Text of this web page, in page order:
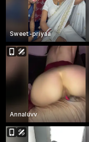
Sweet-priyaa
Annaluvv